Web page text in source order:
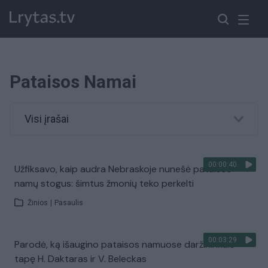
Pataisos Namai
Visi įrašai
00:00:40
Užfiksavo, kaip audra Nebraskoje nunešė pataisos
namų stogus: šimtus žmonių teko perkelti
Žinios Pasaulis
00:03:29
Parodė, ką išaugino pataisos namuose daržininkais
tapę H. Daktaras ir V. Beleckas